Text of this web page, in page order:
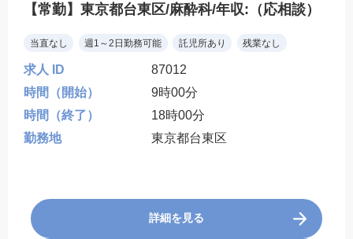
【常勤】東京都台東区/麻酔科/年収:（応相談）
当直なし 週1～2日勤務可能 託児所あり 残業なし
求人 ID
87012
時間（開始）
9時00分
時間（終了）
18時00分
勤務地
東京都台東区
詳細を見る